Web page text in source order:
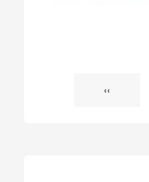
PaginaciónPágina
‹‹